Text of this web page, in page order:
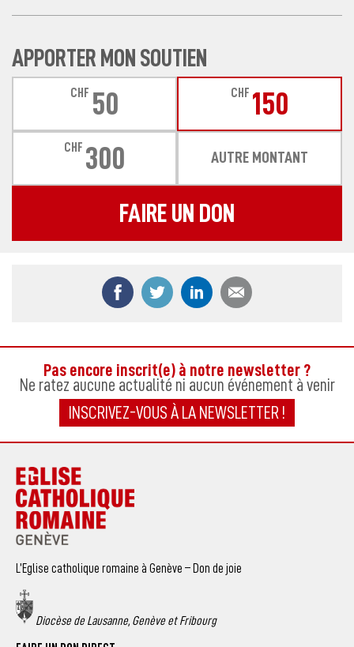
APPORTER MON SOUTIEN
CHF 50 CHF 150
CHF 300 AUTRE MONTANT
FAIRE UN DON
Partager ce contenu sur Facebook
Partager ce contenu sur Twitter
Partager ce contenu
Pas encore inscrit(e) à notre newsletter ?
Ne ratez aucune actualité ni aucun événement à venir
INSCRIVEZ-VOUS À LA NEWSLETTER !
L’Eglise catholique romaine à Genève – Don de joie
Diocèse de Lausanne, Genève et Fribourg